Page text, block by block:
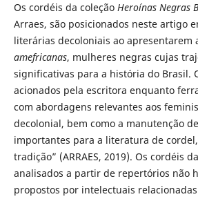
Os cordéis da coleção Heroínas Negras
Arraes, são posicionados neste artigo
literárias decoloniais ao apresentarem
amefricanas, mulheres negras cujas
significativas para a história do Brasil.
acionados pela escritora enquanto
com abordagens relevantes aos
decolonial, bem como a manutenção
importantes para a literatura de
tradição” (ARRAES, 2019). Os cordéis
analisados a partir de repertórios não
propostos por intelectuais